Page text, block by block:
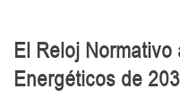
El Reloj
Energéticos de